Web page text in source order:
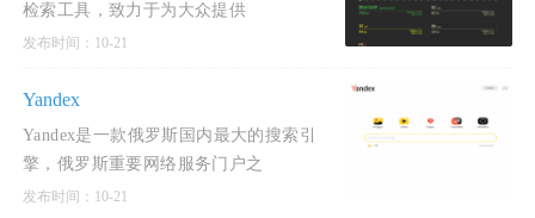
检索工具，致力于为大众提供
发布时间：10-21
Yandex
Yandex是一款俄罗斯国内最大的搜索引
擎，俄罗斯重要网络服务门户之
发布时间：10-21